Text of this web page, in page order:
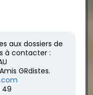
aux dossiers de
à contacter :
GRdistes.
49